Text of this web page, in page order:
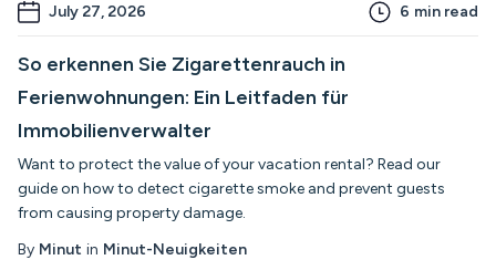
July 27, 2026 6 min read
So erkennen Sie Zigarettenrauch in
Ferienwohnungen: Ein Leitfaden für
Immobilienverwalter
Want to protect the value of your vacation rental? Read our
guide on how to detect cigarette smoke and prevent guests
from causing property damage.
By Minut in Minut-Neuigkeiten